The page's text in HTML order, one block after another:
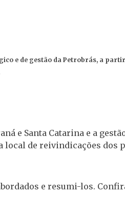
e de gestão da Petrobrás, a
e Santa Catarina e a
local de reivindicações dos
e resumi-los.